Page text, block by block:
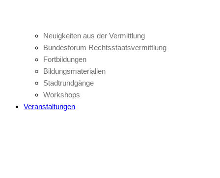
Neuigkeiten aus der Vermittlung
Bundesforum Rechtsstaatsvermittlung
Fortbildungen
Bildungsmaterialien
Stadtrundgänge
Workshops
Veranstaltungen